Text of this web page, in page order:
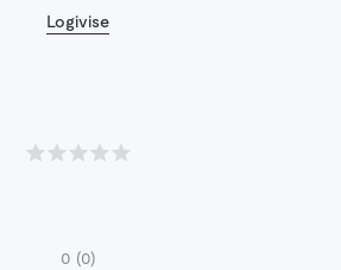
Logivise
0 (0)